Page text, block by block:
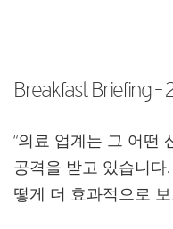
Breakfast Briefing –
“의료 업계는 그 어떤
공격을 받고 있습니다
떻게 더 효과적으로